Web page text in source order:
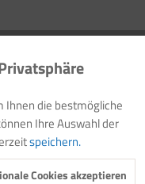
Fingerabdrücke
Aktiv
Inaktiv
Inaktiv
Ihnen die bestmögliche
Ihre Auswahl der
speichern.
Cookies akzeptieren